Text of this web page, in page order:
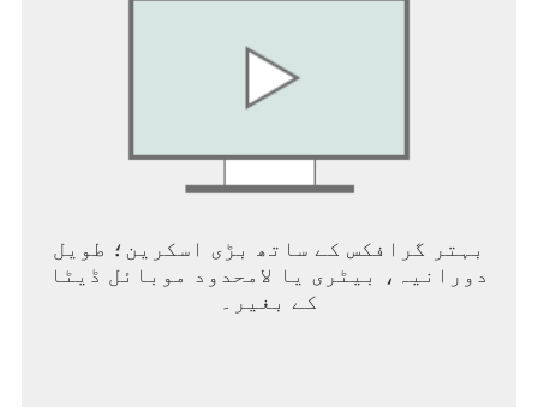
نمایاں ہونے یا انعامات جیتنے کے موقع کے
لیے اپنا مواد بنائیں!
خصوصی فوائد حاصل کرنے کے لیے ہمارے پریمیم
بہتر گرافکس کے ساتھ بڑی اسکرین؛ طویل
دورانیہ، بیٹری یا لامحدود موبائل ڈیٹا
کے بغیر۔